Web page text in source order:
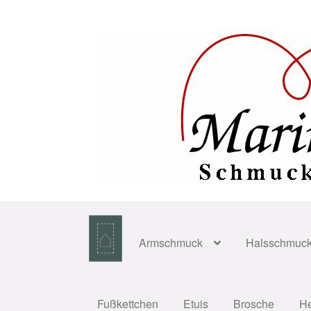
⌂ Armschmuck
Fußkettchen Etuis Brosche